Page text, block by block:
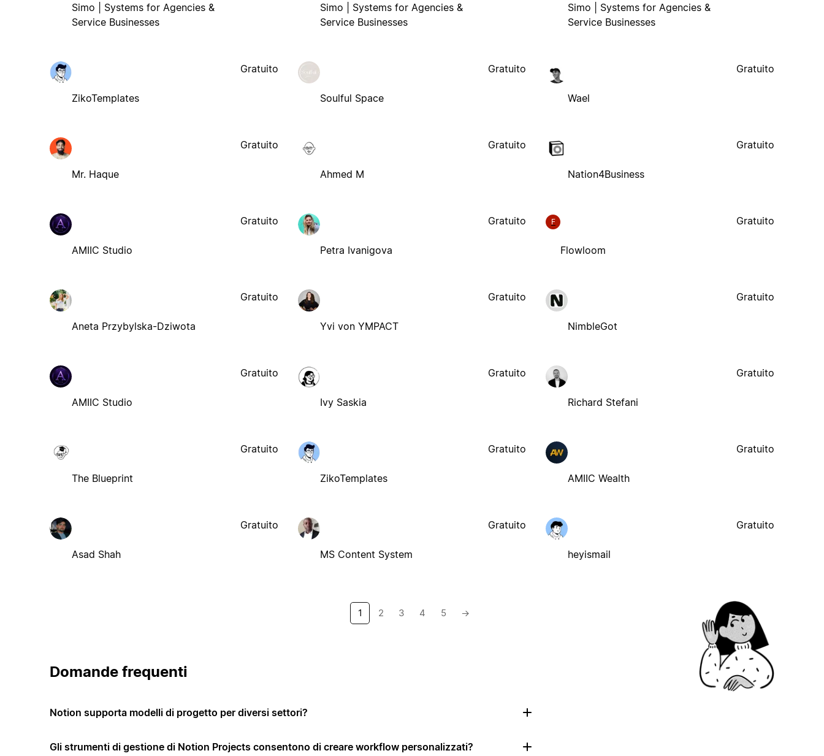
Simo | Systems for Agencies &
Service Businesses
Simo | Systems for Agencies &
Service Businesses
Simo | Systems for Agencies &
Service Businesses
ZikoTemplates
Gratuito
Soulful Space
Gratuito
Wael
Gratuito
Mr. Haque
Gratuito
Ahmed M
Gratuito
Nation4Business
Gratuito
AMIIC Studio
Gratuito
Petra Ivanigova
Gratuito F
Flowloom
Gratuito
Aneta Przybylska-Dziwota
Gratuito
Yvi von YMPACT
Gratuito
NimbleGot
Gratuito
AMIIC Studio
Gratuito
Ivy Saskia
Gratuito
Richard Stefani
Gratuito
The Blueprint
Gratuito
ZikoTemplates
Gratuito
AMIIC Wealth
Gratuito
Asad Shah
Gratuito
MS Content System
Gratuito
heyismail
Gratuito
1 2 3 4 5 →
Domande frequenti
Notion supporta modelli di progetto per diversi settori?
Gli strumenti di gestione di Notion Projects consentono di creare workflow personalizzati?